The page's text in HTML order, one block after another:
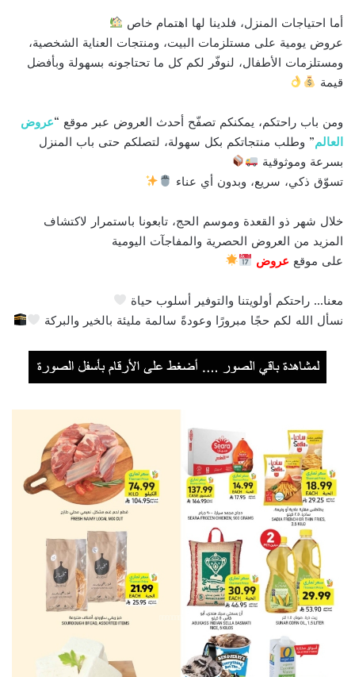
أما احتياجات المنزل، فلدينا لها اهتمام خاص
عروض يومية على مستلزمات البيت، ومنتجات العناية الشخصية،
ومستلزمات الأطفال، لنوفّر لكم كل ما تحتاجونه بسهولة وبأفضل
قيمة
ومن باب راحتكم، يمكنكم تصفّح أحدث العروض عبر موقع “عروض
العالم” وطلب منتجاتكم بكل سهولة، لتصلكم حتى باب المنزل
بسرعة وموثوقية
تسوّق ذكي، سريع، وبدون أي عناء
خلال شهر ذو القعدة وموسم الحج، تابعونا باستمرار لاكتشاف
المزيد من العروض الحصرية والمفاجآت اليومية
على موقع عروض
معنا… راحتكم أولويتنا والتوفير أسلوب حياة
نسأل الله لكم حجًا مبرورًا وعودةً سالمة مليئة بالخير والبركة